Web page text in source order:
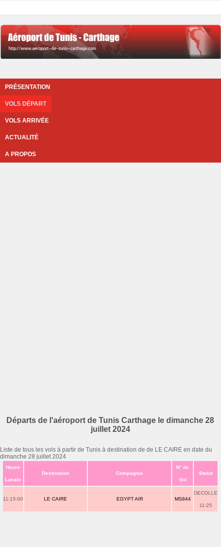
PRÉSENTATION
VOLS DÉPART
VOLS ARRIVÉE
ACTUALITÉ
A PROPOS
Départs de l'aéroport de Tunis Carthage le dimanche 28
juillet 2024
Liste de tous les vols à partir de Tunis à destination de de LE CAIRE en date du
dimanche 28 juillet 2024
Heure
Locale
Destination Compagnie
N° de
Vol
Statut
11:15:00 LE CAIRE EGYPT AIR MS844
DECOLLE
11:25